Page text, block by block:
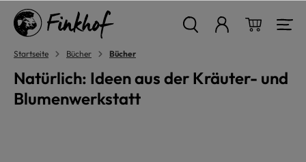
springen
Startseite Bücher Bücher
Natürlich: Ideen aus der Kräuter- und
Blumenwerkstatt